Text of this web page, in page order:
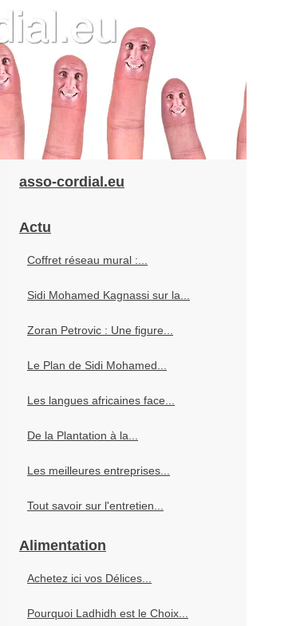
asso-cordial.eu
Actu
Coffret réseau mural :...
Sidi Mohamed Kagnassi sur la...
Zoran Petrovic : Une figure...
Le Plan de Sidi Mohamed...
Les langues africaines face...
De la Plantation à la...
Les meilleures entreprises...
Tout savoir sur l'entretien...
Alimentation
Achetez ici vos Délices...
Pourquoi Ladhidh est le Choix...